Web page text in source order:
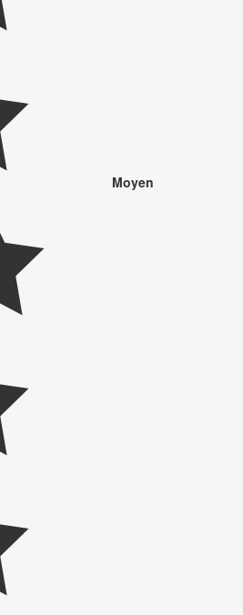
Moyen